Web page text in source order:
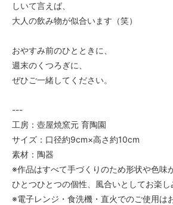
しいて言えば、
大人の飲み物が似合います（笑）
おやすみ前のひとときに、
週末のくつろぎに、
ぜひご一緒してください。
---
工房：壺屋焼窯元 育陶園
サイズ：口径約9cm×高さ約10cm
素材：陶器
※作品はすべて手づくりのため形状や色味
ひとつひとつの個性、風合いとしてお楽し
※電子レンジ・食洗機・直火でのご使用は